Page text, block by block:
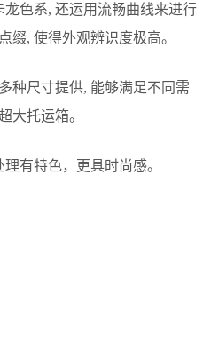
色系, 还运用流畅曲线来进行
缀, 使得外观辨识度极高。
种尺寸提供, 能够满足不同需
大托运箱。
有特色，更具时尚感。